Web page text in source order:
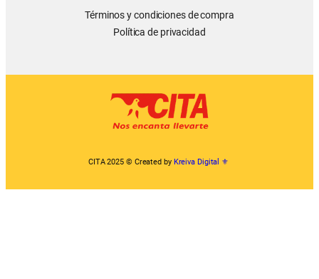
Términos y condiciones de compra
Política de privacidad
CITA 2025 © Created by Kreiva Digital ⚜︎